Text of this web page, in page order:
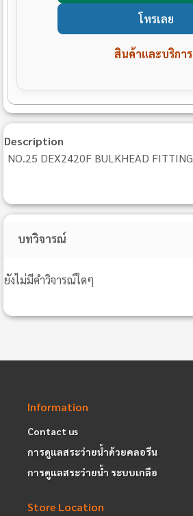
โทรเลย
สินค้าและบริการ
Description
NO.25 DEX2420F BULKHEAD FITTING
บทวิจารณ์
ยังไม่มีคำวิจารณ์ใดๆ
Information
Contact us
การดูแลสระว่ายน้ำด้วยคลอรีน
การดูแลสระว่ายน้ำ ระบบเกลือ
Store Location